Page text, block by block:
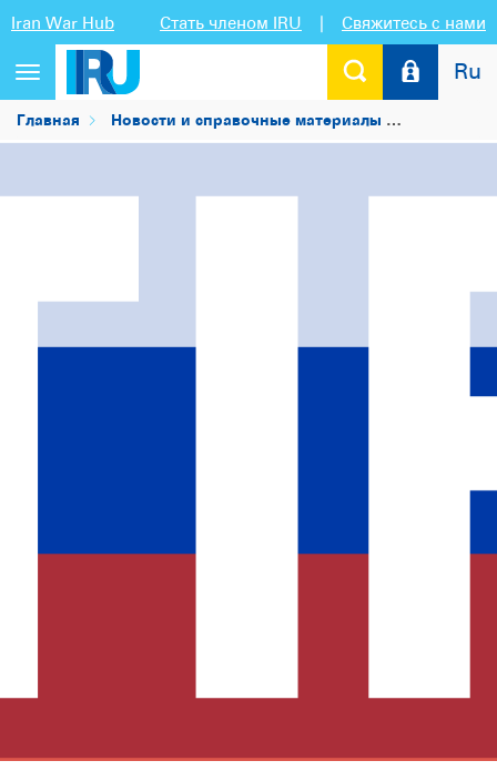
Iran War Hub Стать членом IRU | Свяжитесь с нами
Переключить
навигацию
Ru
Главная Новости и справочные материалы